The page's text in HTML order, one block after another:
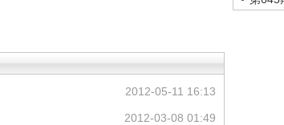
2012-05-11 16:13
2012-03-08 01:49